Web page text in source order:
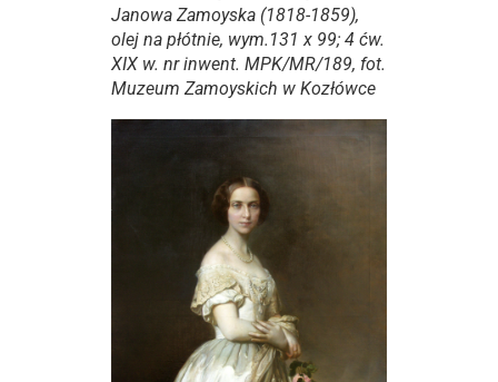
Janowa Zamoyska (1818-1859),
olej na płótnie, wym.131 x 99; 4 ćw.
XIX w. nr inwent. MPK/MR/189, fot.
Muzeum Zamoyskich w Kozłówce